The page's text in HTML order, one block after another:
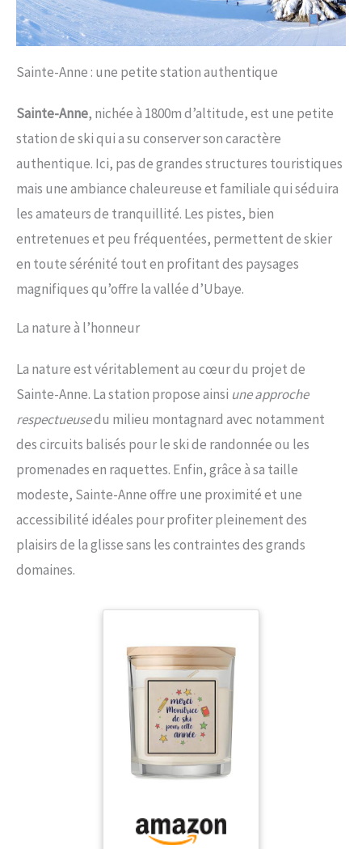
Sainte-Anne : une petite station authentique
Sainte-Anne, nichée à 1800m d’altitude, est une petite
station de ski qui a su conserver son caractère
authentique. Ici, pas de grandes structures touristiques
mais une ambiance chaleureuse et familiale qui séduira
les amateurs de tranquillité. Les pistes, bien
entretenues et peu fréquentées, permettent de skier
en toute sérénité tout en profitant des paysages
magnifiques qu’offre la vallée d’Ubaye.
La nature à l’honneur
La nature est véritablement au cœur du projet de
Sainte-Anne. La station propose ainsi une approche
respectueusedu milieu montagnard avec notamment
des circuits balisés pour le ski de randonnée ou les
promenades en raquettes. Enfin, grâce à sa taille
modeste, Sainte-Anne offre une proximité et une
accessibilité idéales pour profiter pleinement des
plaisirs de la glisse sans les contraintes des grands
domaines.